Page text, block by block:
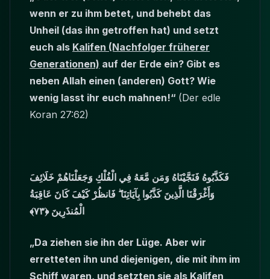
wenn er zu ihm betet, und behebt das
Unheil (das ihn getroffen hat) und setzt
euch als Kalifen (Nachfolger früherer
Generationen) auf der Erde ein? Gibt es
neben Allah einen (anderen) Gott? Wie
wenig lasst ihr euch mahnen!“ (Der edle
Koran 27:62)
فَكَذَّبُوهُ فَنَجَّيْنَاهُ وَمَن مَّعَهُ فِي الْفُلْكِ وَجَعَلْنَاهُمْ خَلَائِفَ
وَأَغْرَقْنَا الَّذِينَ كَذَّبُوا بِآيَاتِنَا ۖ فَانظُرْ كَيْفَ كَانَ عَاقِبَةُ
الْمُنذَرِينَ ﴿٧٣﴾
„Da ziehen sie ihn der Lüge. Aber wir
erretteten ihn und diejenigen, die mit ihm im
Schiff waren, und setzten sie als Kalifen